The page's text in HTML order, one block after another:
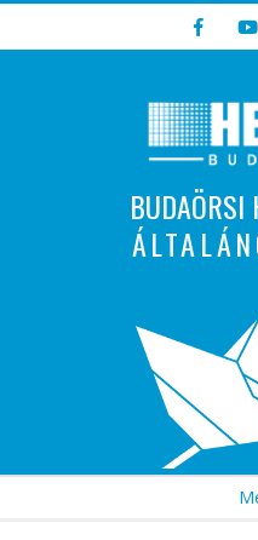
to
BUDAÖRSI
Indulunk!